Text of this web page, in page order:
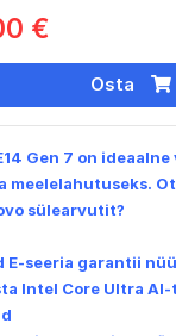
€
Osta
Gen 7 on
meelelahutuseks.
sülearvutit?
E-seeria garantii
Intel Core Ultra AI-